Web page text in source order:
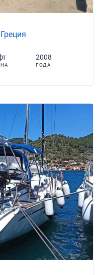
2008
ГОДА